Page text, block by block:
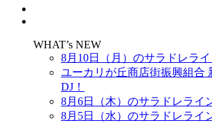
WHAT’s NEW
8月10日（月）のサラドレラ
ユーカリが丘商店街振興組合
DJ！
8月6日（木）のサラドレライ
8月5日（水）のサラドレライ